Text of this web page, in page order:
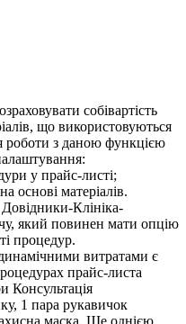
собівартість
що використовуються
роботи з даною функцією
у прайс-листі;
основі матеріалів.
Клініка-
який повинен мати опцію
процедур.
витратами є
прайс-листа
Консультація
1 пара рукавичок
маска. Ще однією